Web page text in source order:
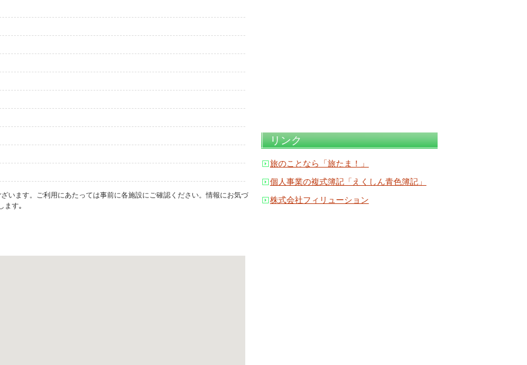
います。ご利用にあたっては事前に各施設にご確認ください。情報にお気づ
ます｡
リンク
旅のことなら「旅たま！」
個人事業の複式簿記「えくしん青色簿記」
株式会社フィリューション